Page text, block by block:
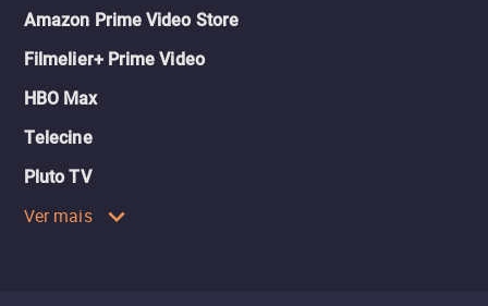
Amazon Prime Video Store
Filmelier+ Prime Video
HBO Max
Telecine
Pluto TV
Ver mais